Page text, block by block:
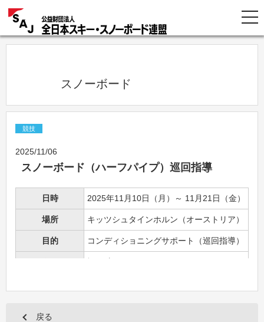
            スノーボード
競技
2025/11/06
スノーボード（ハーフパイプ）巡回指導
日時 2025年11月10日（月）～ 11月21日（金）
場所 キッツシュタインホルン（オーストリア）
目的 コンディショニングサポート（巡回指導）
戻る